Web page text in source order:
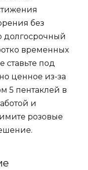
без
долгосрочный
временных
ставьте под
ценное из-за
5 пентаклей в
и
розовые